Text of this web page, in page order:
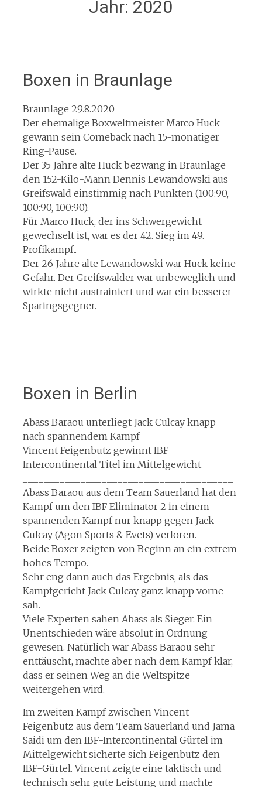
Jahr: 2020
Boxen in Braunlage
Braunlage 29.8.2020
Der ehemalige Boxweltmeister Marco Huck
gewann sein Comeback nach 15-monatiger
Ring-Pause.
Der 35 Jahre alte Huck bezwang in Braunlage
den 152-Kilo-Mann Dennis Lewandowski aus
Greifswald einstimmig nach Punkten (100:90,
100:90, 100:90).
Für Marco Huck, der ins Schwergewicht
gewechselt ist, war es der 42. Sieg im 49.
Profikampf..
Der 26 Jahre alte Lewandowski war Huck keine
Gefahr. Der Greifswalder war unbeweglich und
wirkte nicht austrainiert und war ein besserer
Sparingsgegner.
Boxen in Berlin
Abass Baraou unterliegt Jack Culcay knapp
nach spannendem Kampf
Vincent Feigenbutz gewinnt IBF
Intercontinental Titel im Mittelgewicht
Abass Baraou aus dem Team Sauerland hat den
Kampf um den IBF Eliminator 2 in einem
spannenden Kampf nur knapp gegen Jack
Culcay (Agon Sports & Evets) verloren.
Beide Boxer zeigten von Beginn an ein extrem
hohes Tempo.
Sehr eng dann auch das Ergebnis, als das
Kampfgericht Jack Culcay ganz knapp vorne
sah.
Viele Experten sahen Abass als Sieger. Ein
Unentschieden wäre absolut in Ordnung
gewesen. Natürlich war Abass Baraou sehr
enttäuscht, machte aber nach dem Kampf klar,
dass er seinen Weg an die Weltspitze
weitergehen wird.
Im zweiten Kampf zwischen Vincent
Feigenbutz aus dem Team Sauerland und Jama
Saidi um den IBF-Intercontinental Gürtel im
Mittelgewicht sicherte sich Feigenbutz den
IBF-Gürtel. Vincent zeigte eine taktisch und
technisch sehr gute Leistung und machte